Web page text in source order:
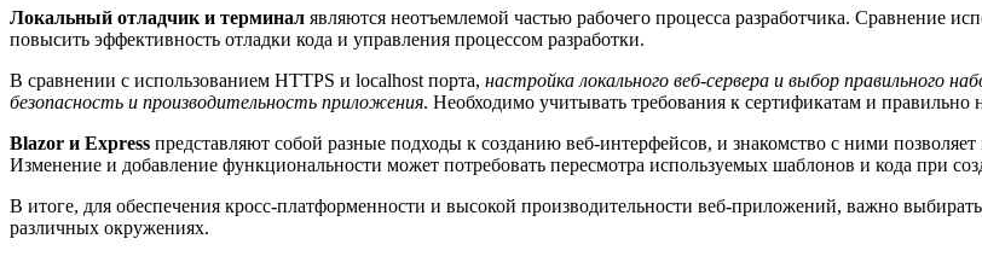
Локальный отладчик и терминал являются неотъемлемой частью рабочего процесса разработчика. Сравнение
повысить эффективность отладки кода и управления процессом разработки.
В сравнении с использованием HTTPS и localhost порта, настройка локального веб-сервера и выбор правильного
безопасность и производительность приложения. Необходимо учитывать требования к сертификатам и
Blazor и Express представляют собой разные подходы к созданию веб-интерфейсов, и знакомство с ними
Изменение и добавление функциональности может потребовать пересмотра используемых шаблонов и кода при
В итоге, для обеспечения кросс-платформенности и высокой производительности веб-приложений, важно
различных окружениях.